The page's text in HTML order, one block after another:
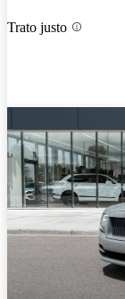
Trato justo